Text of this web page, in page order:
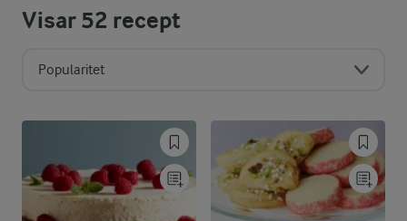
Visar52 recept
Popularitet